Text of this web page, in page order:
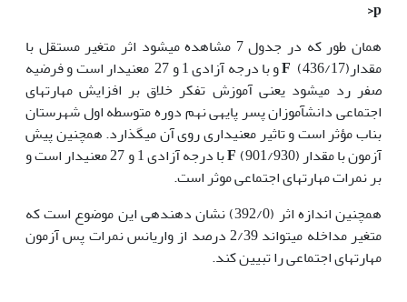
p<
همان طور که در جدول 7 مشاهده می­شود اثر متغیر مستقل با
مقدار
F
(436/17) و با درجه آزادی 1 و 27 معنی­دار است و فرضیه
صفر رد می­شود یعنی آموزش تفکر خلاق بر افزایش مهارت­های
اجتماعی دانش­آموزان پسر پایه­ی نهم دوره متوسطه اول شهرستان
بناب مؤثر است و تاثیر معنی­داری روی آن می­گذارد. همچنین پیش
آزمون با مقدار
F
(901/930) با درجه آزادی 1 و 27 معنی­دار است و
بر نمرات مهارت­های اجتماعی موثر است.
همچنین اندازه اثر (392/0) نشان دهنده­ی این موضوع است که
متغیر مداخله می­تواند 2/39 درصد از واریانس نمرات پس آزمون
مهارت­های اجتماعی را تبیین کند.